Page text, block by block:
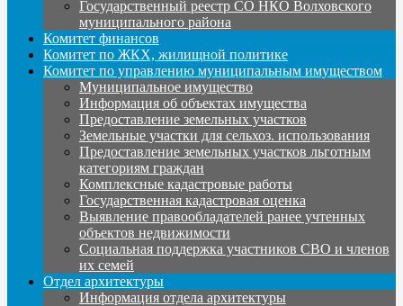
Государственный реестр СО НКО Волховского
муниципального района
Комитет финансов
Комитет по ЖКХ, жилищной политике
Комитет по управлению муниципальным имуществом
Муниципальное имущество
Информация об объектах имущества
Предоставление земельных участков
Земельные участки для сельхоз. использования
Предоставление земельных участков льготным
категориям граждан
Комплексные кадастровые работы
Государственная кадастровая оценка
Выявление правообладателей ранее учтенных
объектов недвижимости
Социальная поддержка участников СВО и членов
их семей
Отдел архитектуры
Информация отдела архитектуры